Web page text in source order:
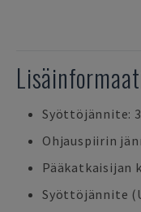
Syöttöjännite:
Ohjauspiirin
Pääkatkaisijan
Syöttöjännite